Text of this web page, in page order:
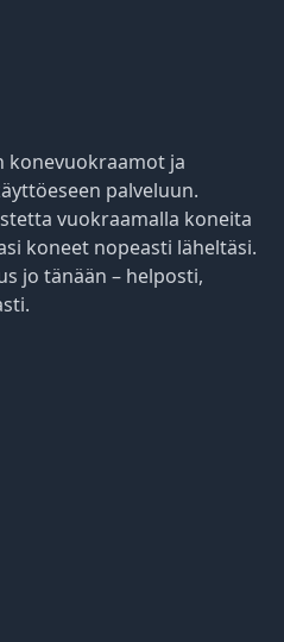
konevuokraamot ja
palveluun.
vuokraamalla koneita
koneet nopeasti läheltäsi.
jo tänään – helposti,